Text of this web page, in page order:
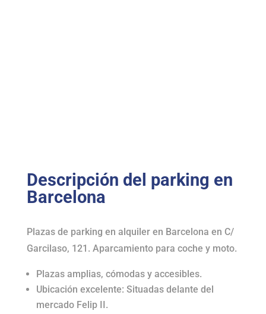
Descripción del parking en
Barcelona
Plazas de parking en alquiler en Barcelona en C/
Garcilaso, 121. Aparcamiento para coche y moto.
Plazas amplias, cómodas y accesibles.
Ubicación excelente: Situadas delante del
mercado Felip II.